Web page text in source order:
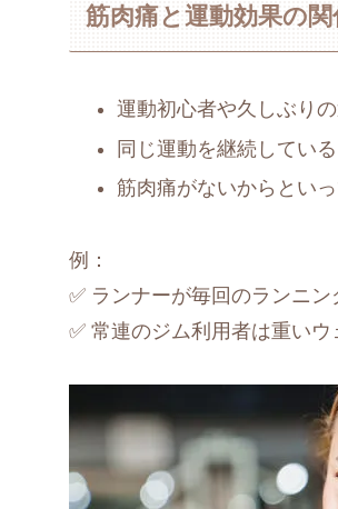
筋肉痛と運動効果の関
運動初心者や久しぶり
同じ運動を継続してい
筋肉痛がないからとい
例：
✅ ランナーが毎回のランニ
✅ 常連のジム利用者は重い